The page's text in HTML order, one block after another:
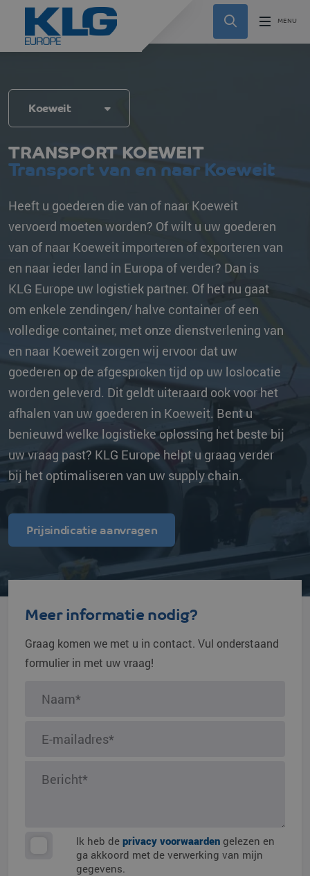
Koeweit
TRANSPORT KOEWEIT
Transport van en naar Koeweit
Heeft u goederen die van of naar Koeweit
vervoerd moeten worden? Of wilt u uw goederen
van of naar Koeweit importeren of exporteren van
en naar ieder land in Europa of verder? Dan is
KLG Europe uw logistiek partner. Of het nu gaat
om enkele zendingen/ halve container of een
volledige container, met onze dienstverlening van
en naar Koeweit zorgen wij ervoor dat uw
goederen op de afgesproken tijd op uw loslocatie
worden geleverd. Dit geldt uiteraard ook voor het
afhalen van uw goederen in Koeweit. Bent u
benieuwd welke logistieke oplossing het beste bij
uw vraag past? KLG Europe helpt u graag verder
bij het optimaliseren van uw supply chain.
Prijsindicatie aanvragen
Meer informatie nodig?
Graag komen we met u in contact. Vul onderstaand
formulier in met uw vraag!
Ik heb de privacy voorwaarden gelezen en
ga akkoord met de verwerking van mijn
gegevens.